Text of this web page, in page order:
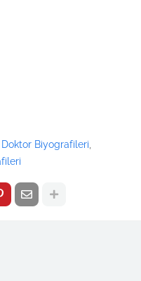
Doktor Biyografileri